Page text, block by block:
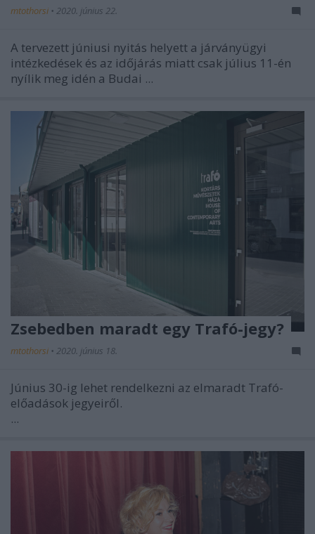
mtothorsi • 2020. június 22.
A tervezett júniusi nyitás helyett a járványügyi
intézkedések és az időjárás miatt csak július 11-én
nyílik meg idén a Budai ...
Zsebedben maradt egy Trafó-jegy?
mtothorsi • 2020. június 18.
Június 30-ig lehet rendelkezni az elmaradt Trafó-
előadások jegyeiről.
...